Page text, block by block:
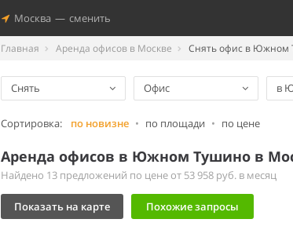
Москва — сменить
Главная Аренда офисов в Москве Снять офис в Южном
Снять Офис в
Сортировка: по новизне • по площади • по цене
Аренда офисов в Южном Тушино в
Найдено 13 предложений по цене от 53 958 руб. в месяц
Показать на карте Похожие запросы